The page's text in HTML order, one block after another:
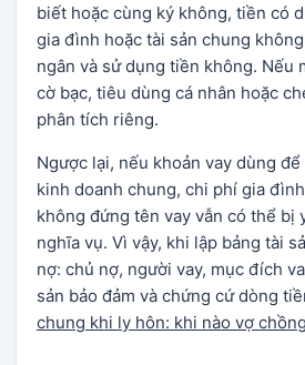
biết hoặc cùng ký không, tiền có
gia đình hoặc tài sản chung
ngân và sử dụng tiền không. Nếu
cờ bạc, tiêu dùng cá nhân hoặc
phân tích riêng.
Ngược lại, nếu khoản vay dùng
kinh doanh chung, chi phí gia
không đứng tên vay vẫn có thể bị
nghĩa vụ. Vì vậy, khi lập bảng tài
nợ: chủ nợ, người vay, mục đích
sản bảo đảm và chứng cứ dòng
chung khi ly hôn: khi nào vợ